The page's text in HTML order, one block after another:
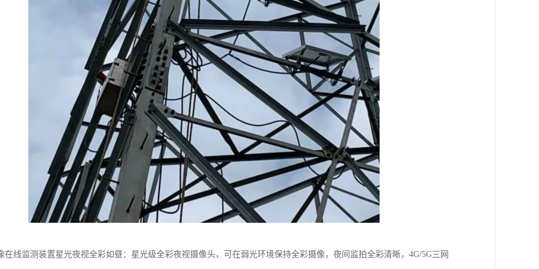
在线监测装置星光夜视全彩如昼：星光级全彩夜视摄像头，可在弱光环境保持全彩摄像，夜间监拍全彩清晰，4G/5G三网